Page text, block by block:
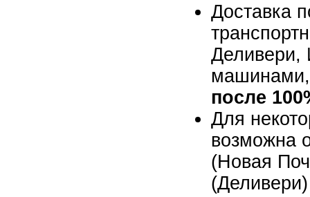
Доставка
Деливери,
машинами,
после
Для
возможна
(Новая